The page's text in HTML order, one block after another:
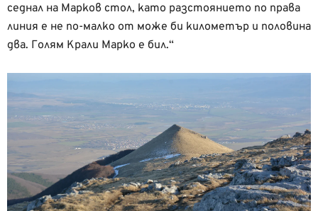
седнал на Марков стол, като разстоянието по права
линия е не по-малко от може би километър и половина
два. Голям Крали Марко е бил.“